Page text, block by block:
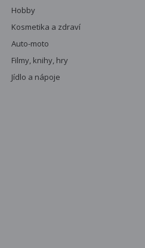
Hobby
Kosmetika a zdraví
Auto-moto
Filmy, knihy, hry
Jídlo a nápoje